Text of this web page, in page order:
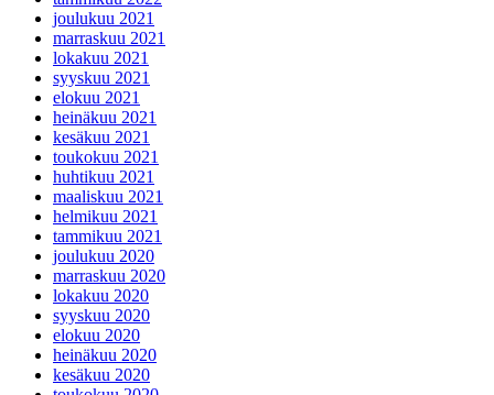
joulukuu 2021
marraskuu 2021
lokakuu 2021
syyskuu 2021
elokuu 2021
heinäkuu 2021
kesäkuu 2021
toukokuu 2021
huhtikuu 2021
maaliskuu 2021
helmikuu 2021
tammikuu 2021
joulukuu 2020
marraskuu 2020
lokakuu 2020
syyskuu 2020
elokuu 2020
heinäkuu 2020
kesäkuu 2020